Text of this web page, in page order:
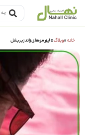
خانه»وبلاگ»لیزر موهای زائد ‌زیربغل